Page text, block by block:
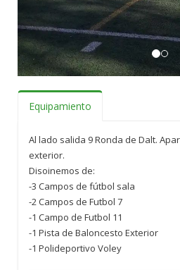
Equipamiento
Al lado salida 9 Ronda de Dalt.
exterior.
Disoinemos de:
-3 Campos de fútbol sala
-2 Campos de Futbol 7
-1 Campo de Futbol 11
-1 Pista de Baloncesto Exterior
-1 Polideportivo Voley